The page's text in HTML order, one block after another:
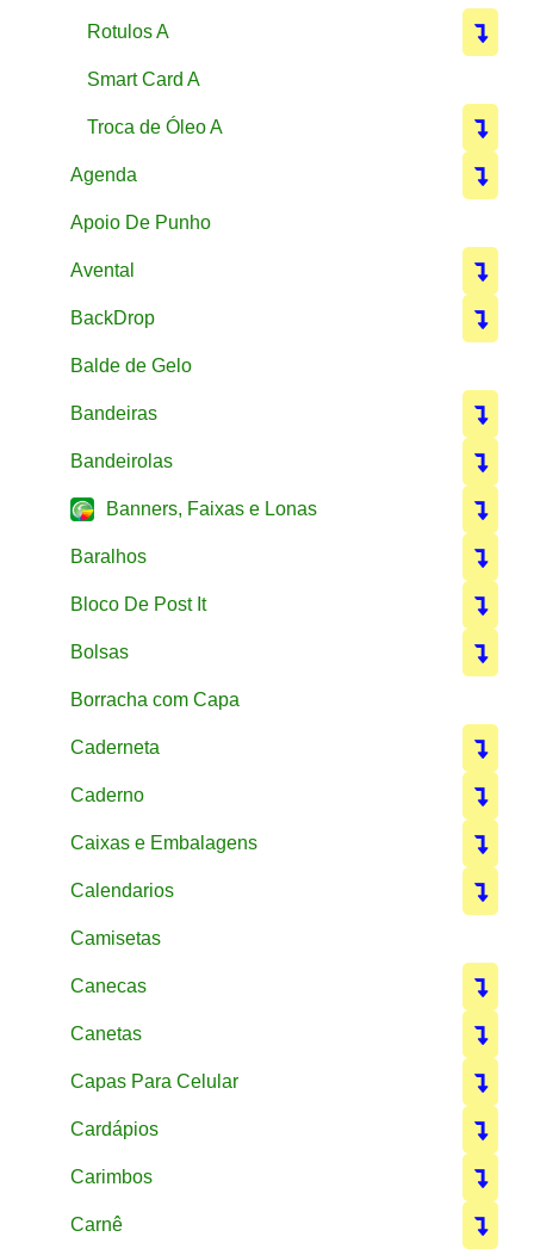
Rotulos A
Smart Card A
Troca de Óleo A
Agenda
Apoio De Punho
Avental
BackDrop
Balde de Gelo
Bandeiras
Bandeirolas
Banners, Faixas e Lonas
Baralhos
Bloco De Post It
Bolsas
Borracha com Capa
Caderneta
Caderno
Caixas e Embalagens
Calendarios
Camisetas
Canecas
Canetas
Capas Para Celular
Cardápios
Carimbos
Carnê